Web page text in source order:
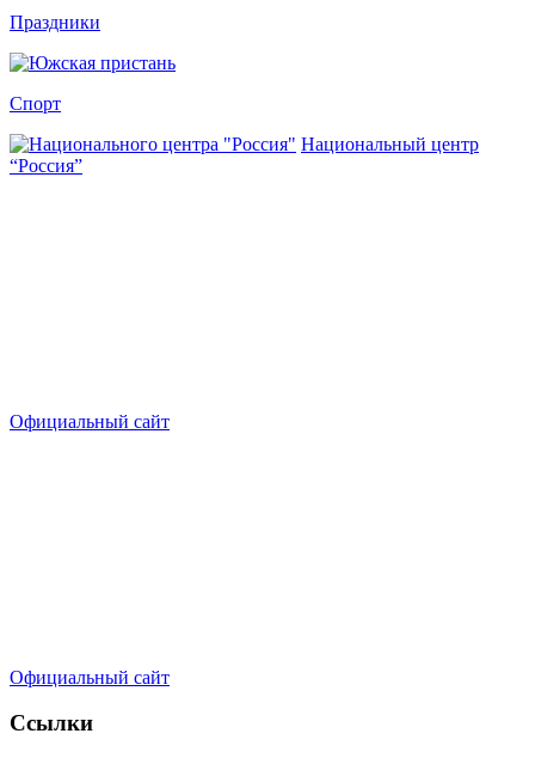
Праздники
Спорт
Национальный центр
“Россия”
Официальный сайт
Официальный сайт
Ссылки